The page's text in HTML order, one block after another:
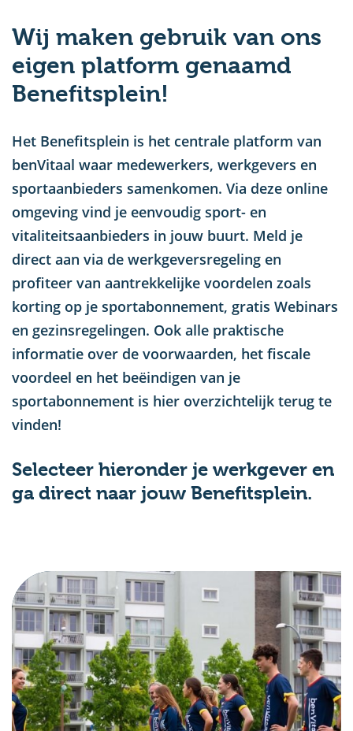
Wij maken gebruik van ons
eigen platform genaamd
Benefitsplein!
Het Benefitsplein is het centrale platform van
benVitaal waar medewerkers, werkgevers en
sportaanbieders samenkomen. Via deze online
omgeving vind je eenvoudig sport- en
vitaliteitsaanbieders in jouw buurt. Meld je
direct aan via de werkgeversregeling en
profiteer van aantrekkelijke voordelen zoals
korting op je sportabonnement, gratis Webinars
en gezinsregelingen. Ook alle praktische
informatie over de voorwaarden, het fiscale
voordeel en het beëindigen van je
sportabonnement is hier overzichtelijk terug te
vinden!
Selecteer hieronder je werkgever en
ga direct naar jouw Benefitsplein.